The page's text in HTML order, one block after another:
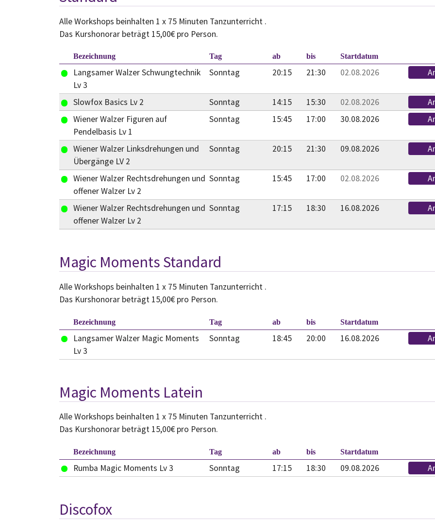
Alle Workshops beinhalten 1 x 75 Minuten Tanzunterricht .
Das Kurshonorar beträgt 15,00€ pro Person.
Bezeichnung Tag ab bis Startdatum
Langsamer Walzer Schwungtechnik
Lv 3
Sonntag 20:15 21:30 02.08.2026
Slowfox Basics Lv 2 Sonntag 14:15 15:30 02.08.2026
Wiener Walzer Figuren auf
Pendelbasis Lv 1
Sonntag 15:45 17:00 30.08.2026
Wiener Walzer Linksdrehungen und
Übergänge LV 2
Sonntag 20:15 21:30 09.08.2026
Wiener Walzer Rechtsdrehungen und
offener Walzer Lv 2
Sonntag 15:45 17:00 02.08.2026
Wiener Walzer Rechtsdrehungen und
offener Walzer Lv 2
Sonntag 17:15 18:30 16.08.2026
Magic Moments Standard
Alle Workshops beinhalten 1 x 75 Minuten Tanzunterricht .
Das Kurshonorar beträgt 15,00€ pro Person.
Bezeichnung Tag ab bis Startdatum
Langsamer Walzer Magic Moments
Lv 3
Sonntag 18:45 20:00 16.08.2026
Magic Moments Latein
Alle Workshops beinhalten 1 x 75 Minuten Tanzunterricht .
Das Kurshonorar beträgt 15,00€ pro Person.
Bezeichnung Tag ab bis Startdatum
Rumba Magic Moments Lv 3 Sonntag 17:15 18:30 09.08.2026
Discofox